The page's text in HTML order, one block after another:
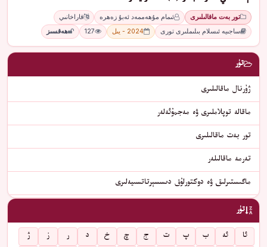
تور بەت ماقالىلىرى ئىمام مۇھەممەد ئەبۇ زەھرە
قاراخانىي
ساجىيە ئىسلام بىلىملىرى تورى
2024 - يىل 127 ھەقسىز
تۈر
ژۇرنال ماقالىلىرى
ماقالە توپلاملىرى ۋە مەجمۇئەلەر
تور بەت ماقالىلىرى
تەرمە ماقالىلەر
ماگىستىرلىق ۋە دوكتورلۇق دىسسېرتاتسىيەلىرى
تۈر
ئا ئە ب پ ت ج چ خ د ر ز
ژ